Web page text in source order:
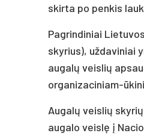
skirta po penkis
Pagrindiniai
skyrius), uždaviniai
augalų veislių
organizaciniam-
Augalų veislių
augalo veislę į